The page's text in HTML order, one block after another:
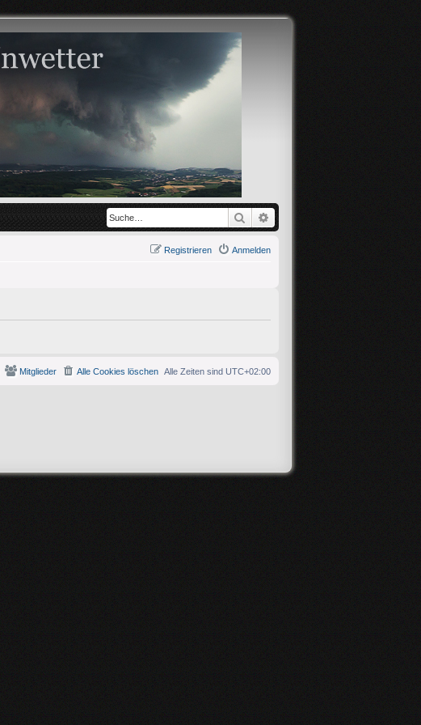
Suche
Anmelden
Registrieren
Alle Zeiten sind UTC+02:00
Alle Cookies löschen
Mitglieder